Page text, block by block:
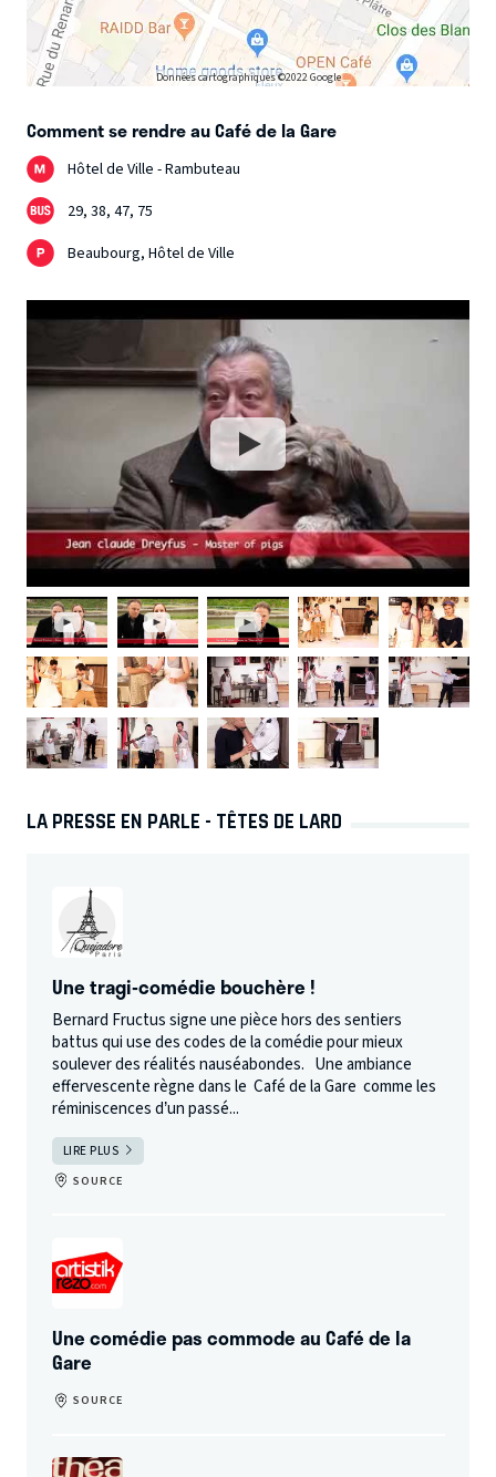
Données cartographiques ©2022 Google
Comment se rendre au Café de la Gare
Hôtel de Ville - Rambuteau
29, 38, 47, 75
Beaubourg, Hôtel de Ville
LA PRESSE EN PARLE - TÊTES DE LARD
Une tragi-comédie bouchère !
Bernard Fructus signe une pièce hors des sentiers
battus qui use des codes de la comédie pour mieux
soulever des réalités nauséabondes. Une ambiance
effervescente règne dans le Café de la Gare comme les
réminiscences d’un passé...
LIRE PLUS
SOURCE
Une comédie pas commode au Café de la
Gare
SOURCE